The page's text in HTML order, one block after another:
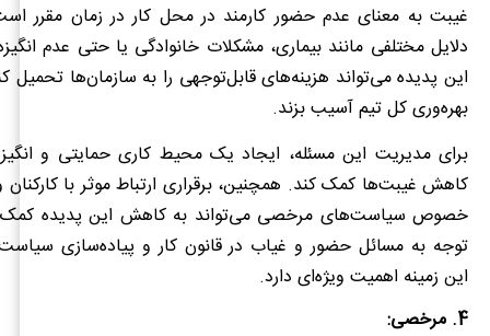
غیبت به معنای عدم حضور کارمند در محل کار در زمان مقرر
دلایل مختلفی مانند بیماری، مشکلات خانوادگی یا حتی عدم
این پدیده می‌تواند هزینه‌های قابل‌توجهی را به سازمان‌ها تحمیل
بهره‌وری کل تیم آسیب بزند.
برای مدیریت این مسئله، ایجاد یک محیط کاری حمایتی و
کاهش غیبت‌ها کمک کند. همچنین، برقراری ارتباط موثر با
خصوص سیاست‌های مرخصی می‌تواند به کاهش این پدیده کمک
توجه به مسائل حضور و غیاب در قانون کار و پیاده‌سازی
این زمینه اهمیت ویژه‌ای دارد.
4. مرخصی: